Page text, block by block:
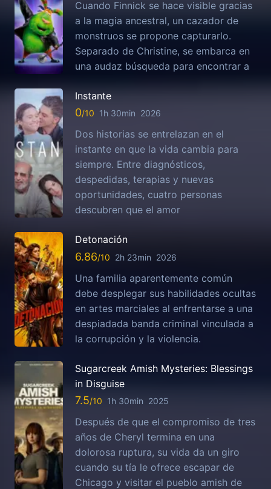
Cuando Finnick se hace visible gracias
a la magia ancestral, un cazador de
monstruos se propone capturarlo.
Separado de Christine, se embarca en
una audaz búsqueda para encontrar a
Instante
0 1h 30min 2026
Dos historias se entrelazan en el
instante en que la vida cambia para
siempre. Entre diagnósticos,
despedidas, terapias y nuevas
oportunidades, cuatro personas
descubren que el amor
Detonación
6.86 2h 23min 2026
Una familia aparentemente común
debe desplegar sus habilidades ocultas
en artes marciales al enfrentarse a una
despiadada banda criminal vinculada a
la corrupción y la violencia.
Sugarcreek Amish Mysteries: Blessings
in Disguise
7.5 1h 30min 2025
Después de que el compromiso de tres
años de Cheryl termina en una
dolorosa ruptura, su vida da un giro
cuando su tía le ofrece escapar de
Chicago y visitar el pueblo amish de